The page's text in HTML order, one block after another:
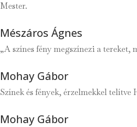
Mester.
Mészáros Ágnes
„A színes fény megszínezi a tereket,
Mohay Gábor
Színek és fények, érzelmekkel telítve
Mohay Gábor